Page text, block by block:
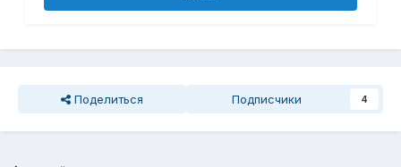
Поделиться Подписчики 4